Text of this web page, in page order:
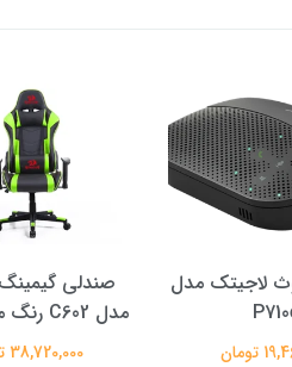
لاجیتک مدل
تومان
صندلی گیمینگ
مدل C602 رنگ مشکی سبز
38,720,000 تومان